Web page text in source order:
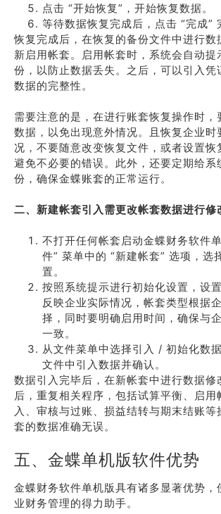
点击 “开始恢复”，开始恢复数据。
等待数据恢复完成后，点击 “完成”
恢复完成后，在恢复的备份文件中进行数
新启用帐套。启用帐套时，系统会自动提
份，以防止数据丢失。之后，可以引入凭
数据的完整性。
需要注意的是，在进行账套恢复操作时，
数据，以免出现意外情况。且恢复企业时
况，不要随意改变恢复文件，或者设置恢
避免不必要的错误。此外，还要定期给系
份，确保金蝶账套的正常运行。
二、新建帐套引入需更改帐套数据进行修
不打开任何帐套启动金蝶财务软件
件” 菜单中的 “新建帐套” 选项，选
置。
按照系统提示进行初始化设置，设
反映企业实际情况，帐套类型根据
择，同时要明确启用时间，确保与
一致。
从文件菜单中选择引入 / 初始化数
文件中引入数据并确认。
数据引入完毕后，在新帐套中进行数据修
后，重复相关程序，包括试算平衡、启用
入、审核与过账、损益结转与期末结账等
套的数据准确无误。
五、金蝶单机版软件优势
金蝶财务软件单机版具有诸多显著优势，
业财务管理的得力助手。